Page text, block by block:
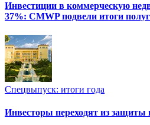
Инвестиции в коммерческую
37%: CMWP подвели итоги
Спецвыпуск: итоги года
Инвесторы переходят из защиты